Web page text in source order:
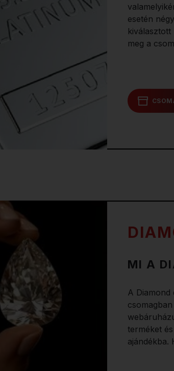
esetén
meg a
MI A
A Diamond
terméket
ajándékba.